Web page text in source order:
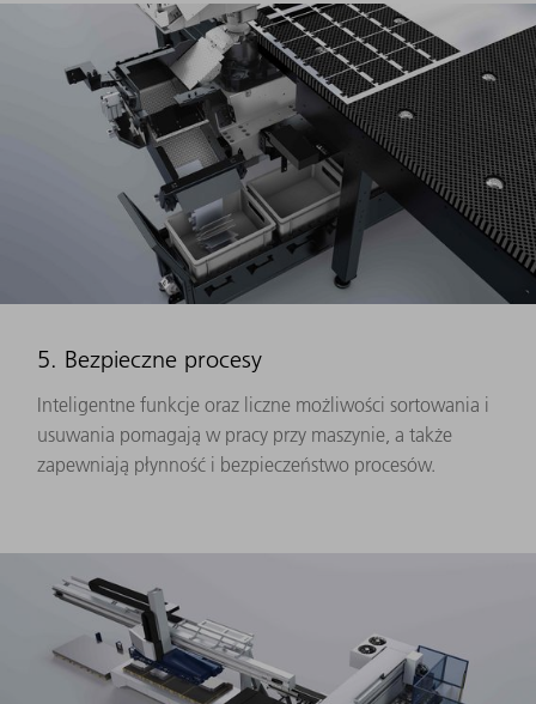
5. Bezpieczne procesy
Inteligentne funkcje oraz liczne możliwości sortowania i
usuwania pomagają w pracy przy maszynie, a także
zapewniają płynność i bezpieczeństwo procesów.